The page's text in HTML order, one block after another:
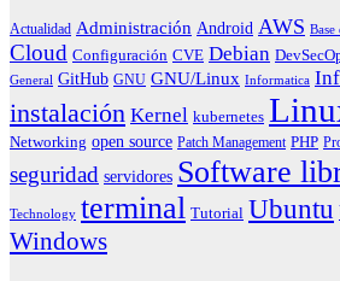
Actualidad Administración Android AWS Base
Cloud Configuración CVE Debian
General GitHub GNU GNU/Linux Informatica
instalación Kernel kubernetes
Networking open source Patch Management PHP
seguridad servidores Software
Technology terminal Tutorial Ubuntu
Windows